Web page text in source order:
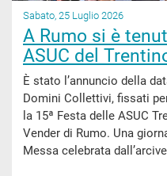
Sabato, 25 Luglio 2026
A Rumo si è
ASUC del
È stato l’annuncio della
Domini Collettivi, fissati
la 15ª Festa delle ASUC
Vender di Rumo. Una
Messa celebrata